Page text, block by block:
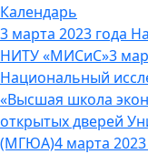
Календарь
3 марта 2023 года
НИТУ «МИСиС»3
Национальный
«Высшая школа
открытых дверей
(МГЮА)4 марта